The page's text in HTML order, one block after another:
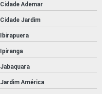
Cidade Ademar
Cidade Jardim
Ibirapuera
Ipiranga
Jabaquara
Jardim América